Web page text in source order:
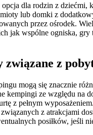
opcja dla rodzin z
lub domki z
przez ośrodek.
jak wspólne ogniska,
związane z
mogą się znacznie
kempingi ze względu na
z pełnym
z atrakcjami
posiłków, jeśli